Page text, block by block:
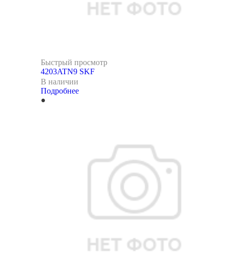
Быстрый просмотр
4203ATN9 SKF
В наличии
Подробнее